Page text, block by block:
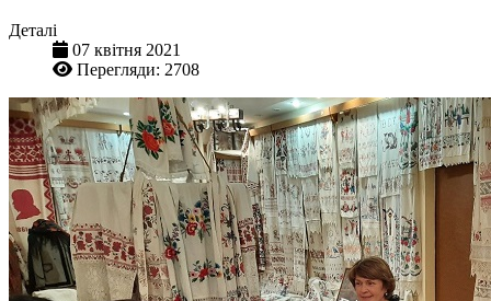
Деталі
07 квітня 2021
Перегляди: 2708